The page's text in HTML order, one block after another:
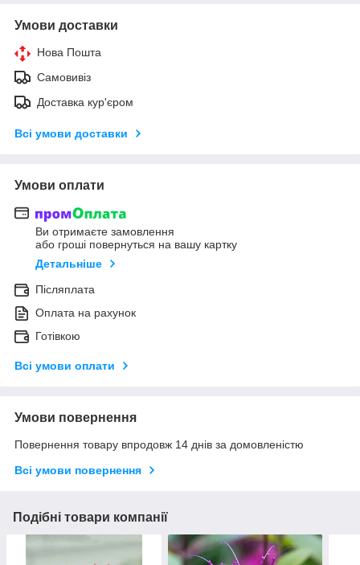
Умови доставки
Нова Пошта
Самовивіз
Доставка кур'єром
Всі умови доставки
Умови оплати
Ви отримаєте замовлення
або гроші повернуться на вашу картку
Детальніше
Післяплата
Оплата на рахунок
Готівкою
Всі умови оплати
Умови повернення
Повернення товару впродовж 14 днів за домовленістю
Всі умови повернення
Подібні товари компанії